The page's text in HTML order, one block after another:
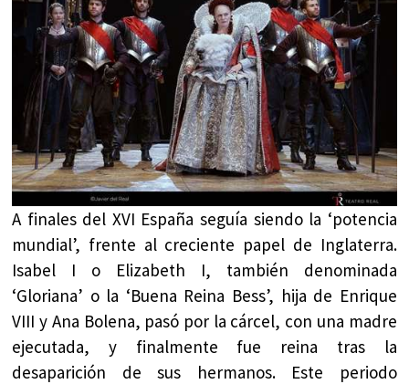
A finales del XVI España seguía siendo la ‘potencia
mundial’, frente al creciente papel de Inglaterra.
Isabel I o Elizabeth I, también denominada
‘Gloriana’ o la ‘Buena Reina Bess’, hija de Enrique
VIII y Ana Bolena, pasó por la cárcel, con una madre
ejecutada, y finalmente fue reina tras la
desaparición de sus hermanos. Este periodo